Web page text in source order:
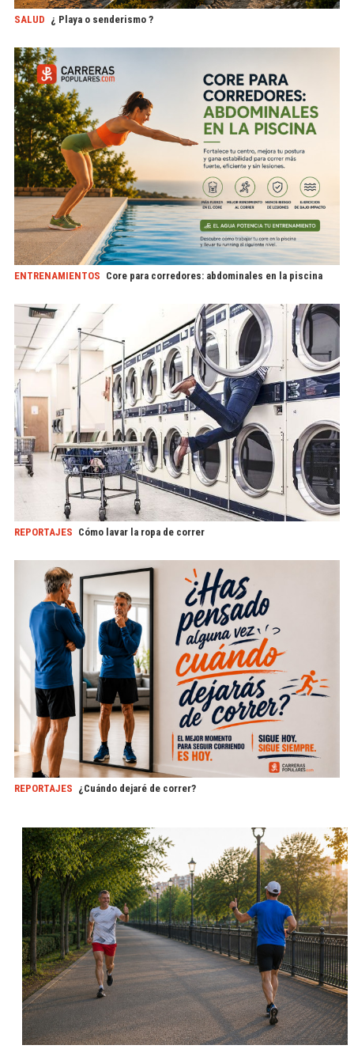
SALUD ¿ Playa o senderismo ?
ENTRENAMIENTOS Core para corredores: abdominales en la piscina
REPORTAJES Cómo lavar la ropa de correr
REPORTAJES ¿Cuándo dejaré de correr?